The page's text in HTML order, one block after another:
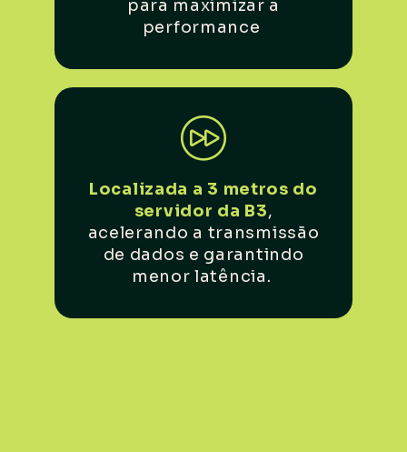
para maximizar a
performance
Localizada a 3 metros do
servidor da B3,
acelerando a transmissão
de dados e garantindo
menor latência.